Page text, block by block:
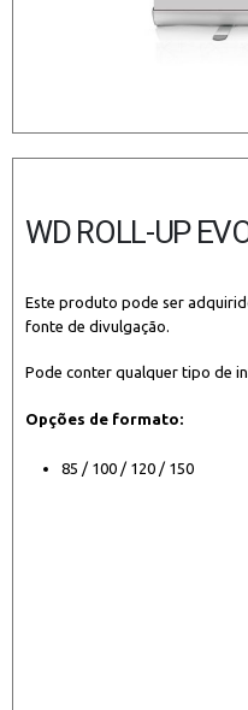
WD ROLL-UP
Este produto pode ser
fonte de divulgação.
Pode conter qualquer tipo de
Opções de formato:
85 / 100 / 120 / 150